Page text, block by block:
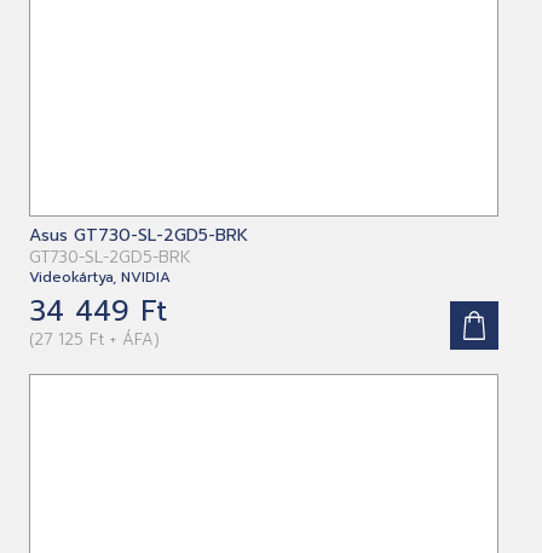
Asus GT730-SL-2GD5-BRK
GT730-SL-2GD5-BRK
Videokártya, NVIDIA
34 449 Ft
(27 125 Ft + ÁFA)